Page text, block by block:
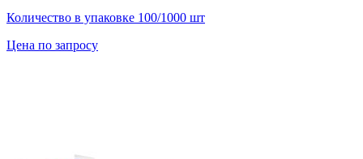
Количество в упаковке 100/1000 шт
Цена по запросу